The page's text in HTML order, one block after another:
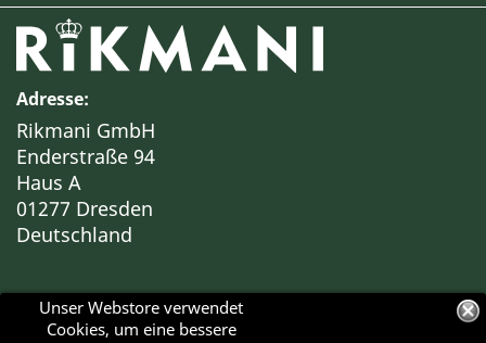
Unser Webstore verwendet
Cookies, um eine bessere
Adresse:
Rikmani GmbH
Enderstraße 94
Haus A
01277 Dresden
Deutschland